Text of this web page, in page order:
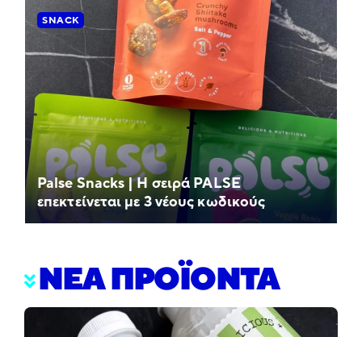
SNACK
Palse Snacks | Η σειρά PALSE
επεκτείνεται με 3 νέους κωδικούς
ΝΕΑ ΠΡΟΪΟΝΤΑ